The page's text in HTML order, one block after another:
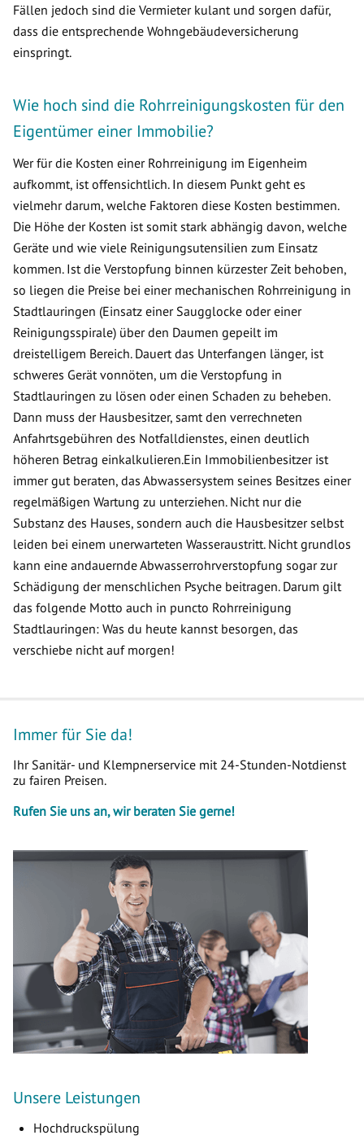
Fällen jedoch sind die Vermieter kulant und sorgen dafür,
dass die entsprechende Wohngebäudeversicherung
einspringt.
Wie hoch sind die Rohrreinigungskosten für den
Eigentümer einer Immobilie?
Wer für die Kosten einer Rohrreinigung im Eigenheim
aufkommt, ist offensichtlich. In diesem Punkt geht es
vielmehr darum, welche Faktoren diese Kosten bestimmen.
Die Höhe der Kosten ist somit stark abhängig davon, welche
Geräte und wie viele Reinigungsutensilien zum Einsatz
kommen. Ist die Verstopfung binnen kürzester Zeit behoben,
so liegen die Preise bei einer mechanischen Rohrreinigung in
Stadtlauringen (Einsatz einer Saugglocke oder einer
Reinigungsspirale) über den Daumen gepeilt im
dreistelligem Bereich. Dauert das Unterfangen länger, ist
schweres Gerät vonnöten, um die Verstopfung in
Stadtlauringen zu lösen oder einen Schaden zu beheben.
Dann muss der Hausbesitzer, samt den verrechneten
Anfahrtsgebühren des Notfalldienstes, einen deutlich
höheren Betrag einkalkulieren.Ein Immobilienbesitzer ist
immer gut beraten, das Abwassersystem seines Besitzes einer
regelmäßigen Wartung zu unterziehen. Nicht nur die
Substanz des Hauses, sondern auch die Hausbesitzer selbst
leiden bei einem unerwarteten Wasseraustritt. Nicht grundlos
kann eine andauernde Abwasserrohrverstopfung sogar zur
Schädigung der menschlichen Psyche beitragen. Darum gilt
das folgende Motto auch in puncto Rohrreinigung
Stadtlauringen: Was du heute kannst besorgen, das
verschiebe nicht auf morgen!
Immer für Sie da!
Ihr Sanitär- und Klempnerservice mit 24-Stunden-Notdienst
zu fairen Preisen.
Rufen Sie uns an, wir beraten Sie gerne!
Unsere Leistungen
Hochdruckspülung